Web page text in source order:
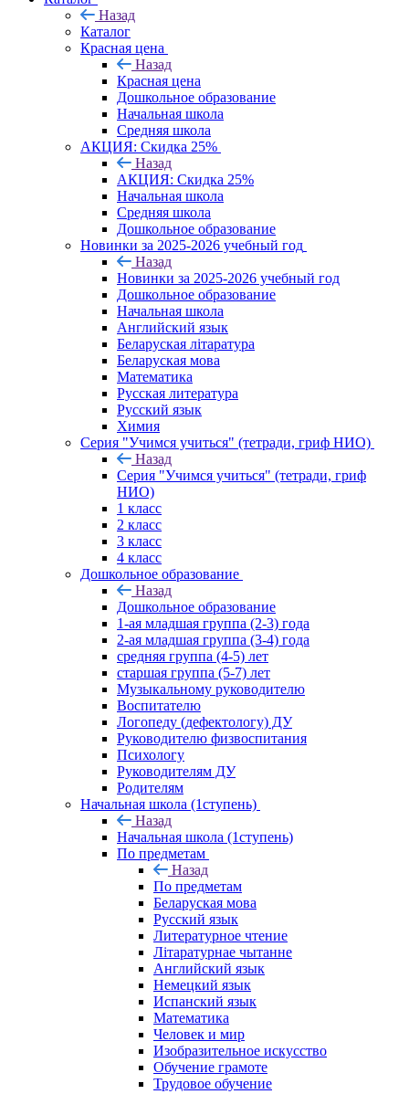
Назад
Каталог
Красная цена
Назад
Красная цена
Дошкольное образование
Начальная школа
Средняя школа
АКЦИЯ: Скидка 25%
Назад
АКЦИЯ: Скидка 25%
Начальная школа
Средняя школа
Дошкольное образование
Новинки за 2025-2026 учебный год
Назад
Новинки за 2025-2026 учебный год
Дошкольное образование
Начальная школа
Английский язык
Беларуская літаратура
Беларуская мова
Математика
Русская литература
Русский язык
Химия
Серия "Учимся учиться" (тетради, гриф НИО)
Назад
Серия "Учимся учиться" (тетради, гриф
НИО)
1 класс
2 класс
3 класс
4 класс
Дошкольное образование
Назад
Дошкольное образование
1-ая младшая группа (2-3) года
2-ая младшая группа (3-4) года
средняя группа (4-5) лет
старшая группа (5-7) лет
Музыкальному руководителю
Воспитателю
Логопеду (дефектологу) ДУ
Руководителю физвоспитания
Психологу
Руководителям ДУ
Родителям
Начальная школа (1ступень)
Назад
Начальная школа (1ступень)
По предметам
Назад
По предметам
Беларуская мова
Русский язык
Литературное чтение
Літаратурнае чытанне
Английский язык
Немецкий язык
Испанский язык
Математика
Человек и мир
Изобразительное искусство
Обучение грамоте
Трудовое обучение